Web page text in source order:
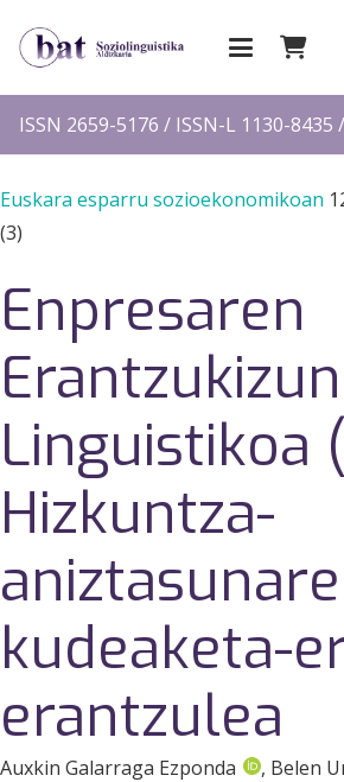
ISSN 2659-5176 / ISSN-L 1130-8435
Euskara esparru sozioekonomikoan
(3)
Enpresaren
Erantzukizun
Linguistikoa
Hizkuntza-
kudeaketa-
erantzulea
Auxkin Galarraga Ezponda
, Belen